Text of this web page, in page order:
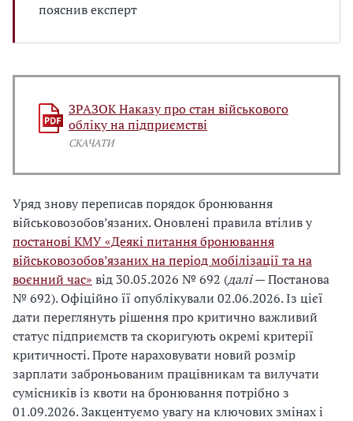
пояснив експерт
ЗРАЗОК Наказу про стан військового
обліку на підприємстві
СКАЧАТИ
Уряд знову переписав порядок бронювання
військовозобов’язаних. Оновлені правила втілив у
постанові КМУ «Деякі питання бронювання
військовозобов’язаних на період мобілізації та на
воєнний час» від 30.05.2026 № 692 (далі— Постанова
№ 692). Офіційно її опублікували 02.06.2026. Із цієї
дати переглянуть рішення про критично важливий
статус підприємств та скоригують окремі критерії
критичності. Проте нараховувати новий розмір
зарплати заброньованим працівникам та вилучати
сумісників із квоти на бронювання потрібно з
01.09.2026. Закцентуємо увагу на ключових змінах і